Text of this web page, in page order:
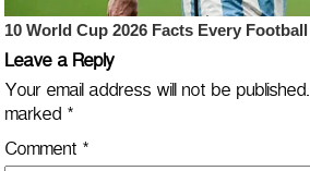
Leave a Reply
Your email address will not be published.
marked *
Comment *